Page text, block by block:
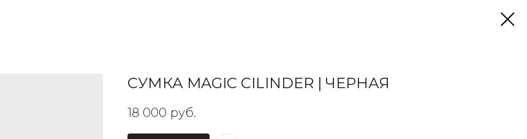
СУМКА MAGIC CILINDER | ЧЕРНАЯ
18 000 руб.